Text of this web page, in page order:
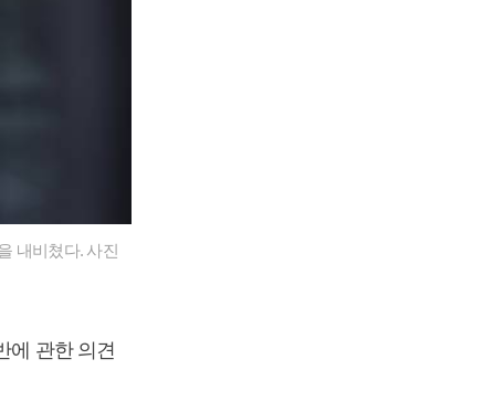
내비쳤다. 사진
에 관한 의견